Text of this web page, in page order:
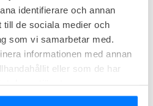
identifierare och annan
till de sociala medier och
som vi samarbetar med.
informationen med annan
eller som de har